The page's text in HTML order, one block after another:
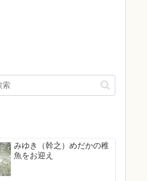
みゆき（幹之）めだかの稚
魚をお迎え